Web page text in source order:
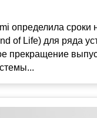
определила сроки
of Life) для ряда
прекращение